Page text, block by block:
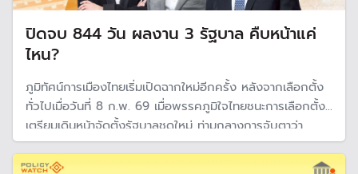
ปิดจบ 844 วัน ผลงาน 3 รัฐบาล คืบหน้าแค่
ไหน?
ภูมิทัศน์การเมืองไทยเริ่มเปิดฉากใหม่อีกครั้ง หลังจากเลือกตั้ง
ทั่วไปเมื่อวันที่ 8 ก.พ. 69 เมื่อพรรคภูมิใจไทยชนะการเลือกตั้ง
เตรียมเดินหน้าจัดตั้งรัฐบาลชุดใหม่ ท่ามกลางการจับตาว่า
ทิศทางนโยบายภายใต้การนำของ อนุทิน ชาญวีระกูล ในบทบาท
นายกรัฐมนตรีสมัยที่ 2 จะออกมาหน้าตาแบบไหน